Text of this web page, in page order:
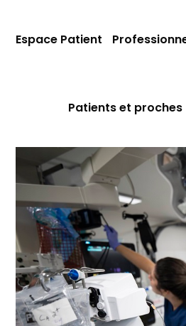
Patients et proches
Espace Patient